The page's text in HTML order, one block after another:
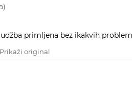
primljena bez ikakvih
Prikaži original